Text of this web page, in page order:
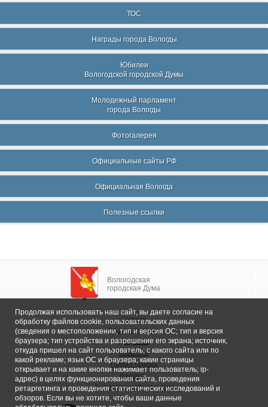
ТОС
Награды города Вологды
Юбилеи
Вологодской городской Думы
Молодежный парламент
города Вологды
Фотогалерея
Официальные сайты РФ
Официальная Вологда
Полезные ссылки
Вологодская
городская Дума
Главная
Общие сведения
Депутаты
Комитеты
График приема
Контакты
Депутатские объединения
Продолжая использовать наш сайт, вы даете согласие на
обработку файлов cookie, пользовательских данных
(сведения о местоположении; тип и версия ОС; тип и версия
браузера; тип устройства и разрешение его экрана; источник,
откуда пришел на сайт пользователь; с какого сайта или по
какой рекламе; язык ОС и браузера; какие страницы
открывает и на какие кнопки нажимает пользователь; ip-
адрес) в целях функционирования сайта, проведения
ретаргетинга и проведения статистических исследований и
обзоров. Если вы не хотите, чтобы ваши данные